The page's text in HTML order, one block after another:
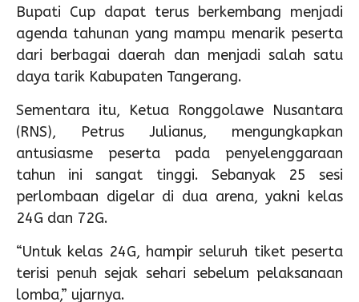
Bupati Cup dapat terus berkembang menjadi
agenda tahunan yang mampu menarik peserta
dari berbagai daerah dan menjadi salah satu
daya tarik Kabupaten Tangerang.
Sementara itu, Ketua Ronggolawe Nusantara
(RNS), Petrus Julianus, mengungkapkan
antusiasme peserta pada penyelenggaraan
tahun ini sangat tinggi. Sebanyak 25 sesi
perlombaan digelar di dua arena, yakni kelas
24G dan 72G.
“Untuk kelas 24G, hampir seluruh tiket peserta
terisi penuh sejak sehari sebelum pelaksanaan
lomba,” ujarnya.